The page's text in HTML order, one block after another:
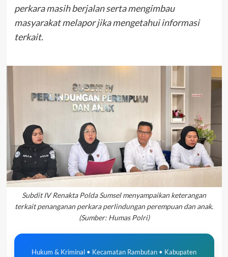
perkara masih berjalan serta mengimbau
masyarakat melapor jika mengetahui informasi
terkait.
Subdit IV Renakta Polda Sumsel menyampaikan keterangan
terkait penanganan perkara perlindungan perempuan dan anak.
(Sumber: Humas Polri)
Hukum & Kriminal • Kecamatan Rambutan • Kabupaten